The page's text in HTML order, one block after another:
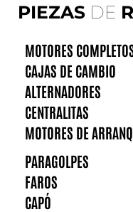
PIEZAS DE
MOTORES
CAJAS DE CAMBIO
ALTERNADORES
CENTRALITAS
MOTORES DE
PARAGOLPES
FAROS
CAPÓ